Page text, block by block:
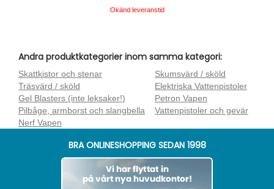
Okänd leveranstid
Andra produktkategorier inom samma kategori:
Skattkistor och stenar
Skumsvärd / sköld
Träsvärd / sköld
Elektriska Vattenpistoler
Gel Blasters (inte leksaker!)
Petron Vapen
Pilbåge, armborst och slangbella
Vattenpistoler och gevär
Nerf Vapen
BRA ONLINESHOPPING SEDAN 1998